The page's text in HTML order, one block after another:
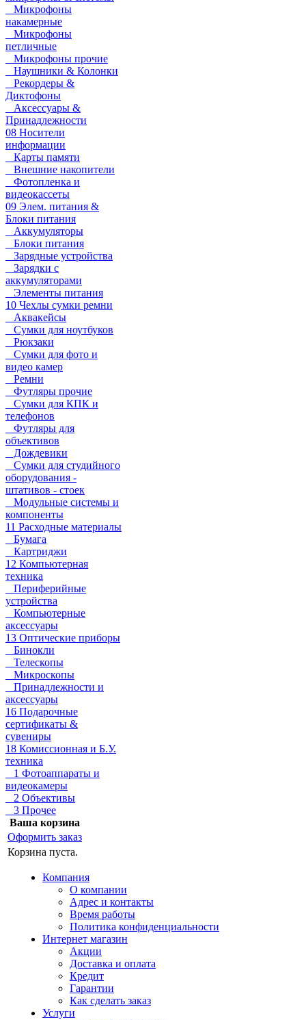
Микрофоны
накамерные
Микрофоны
петличные
Микрофоны прочие
Наушники & Колонки
Рекордеры &
Диктофоны
Аксессуары &
Принадлежности
08 Носители
информации
Карты памяти
Внешние накопители
Фотопленка и
видеокассеты
09 Элем. питания &
Блоки питания
Аккумуляторы
Блоки питания
Зарядные устройства
Зарядки с
аккумуляторами
Элементы питания
10 Чехлы сумки ремни
Аквакейсы
Сумки для ноутбуков
Рюкзаки
Сумки для фото и
видео камер
Ремни
Футляры прочие
Сумки для КПК и
телефонов
Футляры для
объективов
Дождевики
Сумки для студийного
оборудования -
штативов - стоек
Модульные системы и
компоненты
11 Расходные материалы
Бумага
Картриджи
12 Компьютерная
техника
Периферийные
устройства
Компьютерные
аксессуары
13 Оптические приборы
Бинокли
Телескопы
Микроскопы
Принадлежности и
аксессуары
16 Подарочные
сертификаты &
сувениры
18 Комиссионная и Б.У.
техника
1 Фотоаппараты и
видеокамеры
2 Объективы
3 Прочее
Ваша корзина
Оформить заказ
Корзина пуста.
Компания
О компании
Адрес и контакты
Время работы
Политика конфиденциальности
Интернет магазин
Акции
Доставка и оплата
Кредит
Гарантии
Как сделать заказ
Услуги